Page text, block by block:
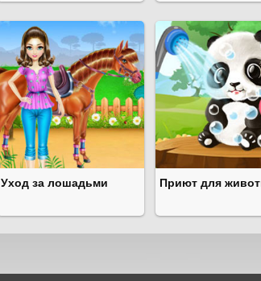
Уход за лошадьми Приют для